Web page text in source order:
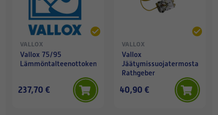
VALLOX
Vallox 75/95
Lämmöntalteenottokenno
237,70 €
VALLOX
Vallox
Jäätymissuojatermostaatti
Rathgeber
40,90 €